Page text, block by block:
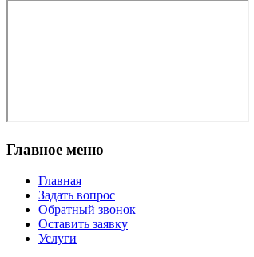
Главное меню
Главная
Задать вопрос
Обратный звонок
Оставить заявку
Услуги